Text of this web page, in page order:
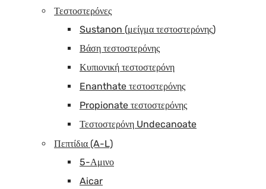
Τεστοστερόνες
Sustanon (μείγμα τεστοστερόνης)
Βάση τεστοστερόνης
Κυπιονική τεστοστερόνη
Enanthate τεστοστερόνης
Propionate τεστοστερόνης
Τεστοστερόνη Undecanoate
Πεπτίδια (A-L)
5-Αμινο
Aicar